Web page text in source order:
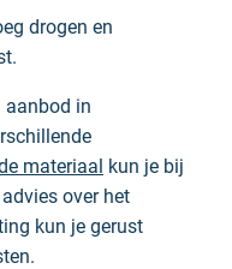
drogen en
aanbod in
materiaal kun je bij
over het
kun je gerust